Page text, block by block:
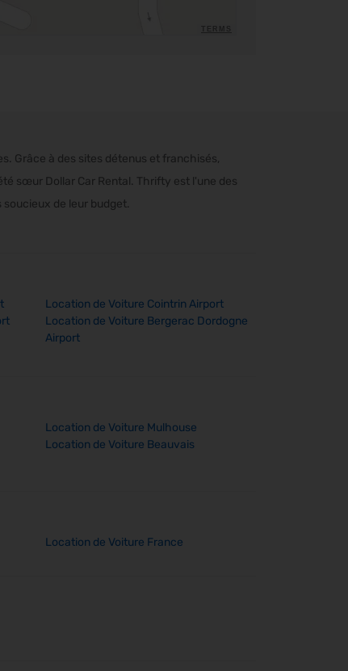
Grâce à des sites détenus et franchisés,
sœur Dollar Car Rental. Thrifty est l'une des
de leur budget.
Location de Voiture Cointrin Airport
Location de Voiture Bergerac Dordogne
Airport
Location de Voiture Mulhouse
Location de Voiture Beauvais
Location de Voiture France